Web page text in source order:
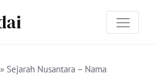
» Sejarah Nusantara – Nama